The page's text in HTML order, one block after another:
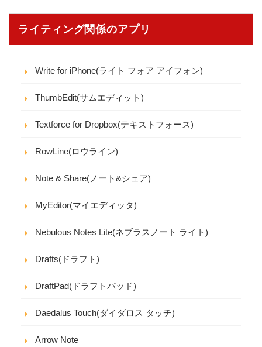
ライティング関係のアプリ
Write for iPhone(ライト フォア アイフォン)
ThumbEdit(サムエディット)
Textforce for Dropbox(テキストフォース)
RowLine(ロウライン)
Note & Share(ノート&シェア)
MyEditor(マイエディッタ)
Nebulous Notes Lite(ネブラスノート ライト)
Drafts(ドラフト)
DraftPad(ドラフトパッド)
Daedalus Touch(ダイダロス タッチ)
Arrow Note